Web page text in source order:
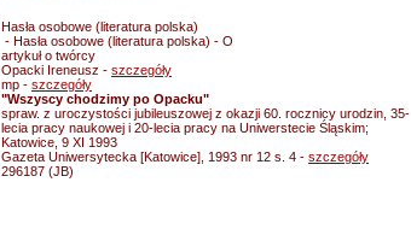
Hasła osobowe (literatura polska)
- Hasła osobowe (literatura polska) - O
artykuł o twórcy
Opacki Ireneusz - szczegóły
mp - szczegóły
"Wszyscy chodzimy po Opacku"
spraw. z uroczystości jubileuszowej z okazji 60. rocznicy urodzin, 35-
lecia pracy naukowej i 20-lecia pracy na Uniwerstecie Śląskim;
Katowice, 9 XI 1993
Gazeta Uniwersytecka [Katowice], 1993 nr 12 s. 4 - szczegóły
296187 (JB)